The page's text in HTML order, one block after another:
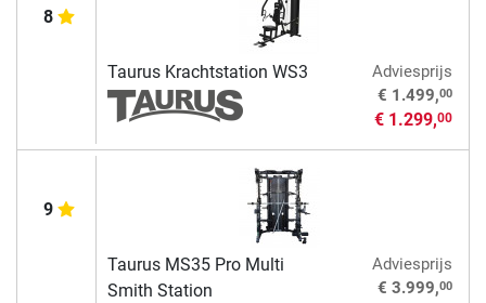
8
Taurus Krachtstation WS3
Adviesprijs
€ 1.499,00
€ 1.299,00
9
Taurus MS35 Pro Multi
Smith Station
Adviesprijs
€ 3.999,00